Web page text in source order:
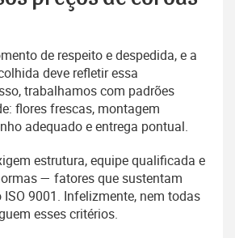
de respeito e despedida, e a
deve refletir essa
trabalhamos com padrões
flores frescas, montagem
adequado e entrega pontual.
estrutura, equipe qualificada e
— fatores que sustentam
9001. Infelizmente, nem todas
esses critérios.